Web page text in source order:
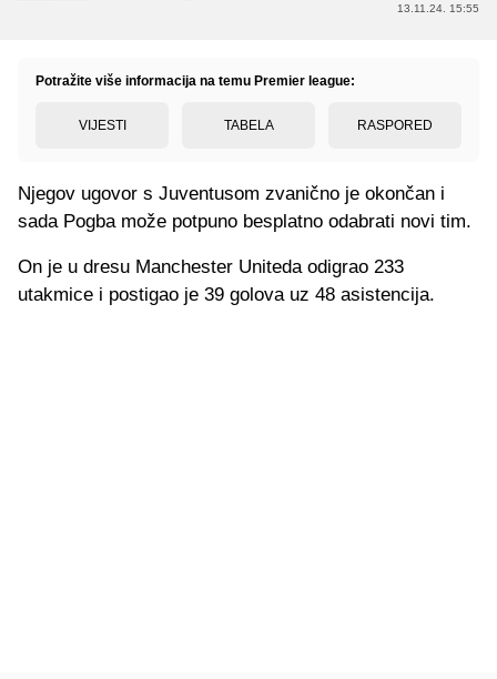
13.11.24. 15:55
Potražite više informacija na temu Premier league:
VIJESTI TABELA RASPORED
Njegov ugovor s Juventusom zvanično je okončan i
sada Pogba može potpuno besplatno odabrati novi tim.
On je u dresu Manchester Uniteda odigrao 233
utakmice i postigao je 39 golova uz 48 asistencija.